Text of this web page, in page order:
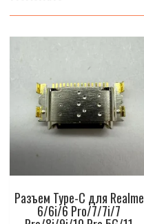
Разъем Type-C для Realme
6/6i/6 Pro/7/7i/7